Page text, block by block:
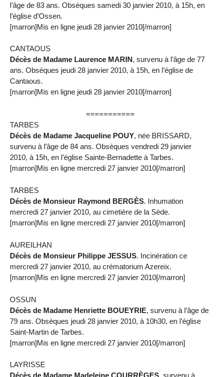
l’âge de 83 ans. Obsèques samedi 30 janvier 2010, à 15h, en
l’église d’Ossen.
[marron]Mis en ligne jeudi 28 janvier 2010[/marron]
CANTAOUS
Décès de Madame Laurence MARIN, survenu à l’âge de 77
ans. Obsèques jeudi 28 janvier 2010, à 15h, en l’église de
Cantaous.
[marron]Mis en ligne jeudi 28 janvier 2010[/marron]
===========
TARBES
Décès de Madame Jacqueline POUY, née BRISSARD,
survenu à l’âge de 84 ans. Obsèques vendredi 29 janvier
2010, à 15h, en l’église Sainte-Bernadette à Tarbes.
[marron]Mis en ligne mercredi 27 janvier 2010[/marron]
TARBES
Décès de Monsieur Raymond BERGÈS. Inhumation
mercredi 27 janvier 2010, au cimetière de la Sède.
[marron]Mis en ligne mercredi 27 janvier 2010[/marron]
AUREILHAN
Décès de Monsieur Philippe JESSUS. Incinération ce
mercredi 27 janvier 2010, au crématorium Azereix.
[marron]Mis en ligne mercredi 27 janvier 2010[/marron]
OSSUN
Décès de Madame Henriette BOUEYRIE, survenu à l’âge de
79 ans. Obsèques jeudi 28 janvier 2010, à 10h30, en l’église
Saint-Martin de Tarbes.
[marron]Mis en ligne mercredi 27 janvier 2010[/marron]
LAYRISSE